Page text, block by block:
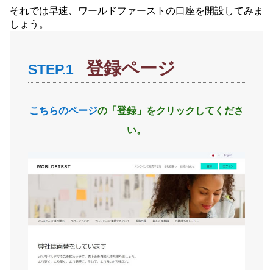
それでは早速、ワールドファーストの口座を開設してみま
しょう。
STEP.1 登録ページ
こちらのページの「登録」をクリックしてくださ
い。